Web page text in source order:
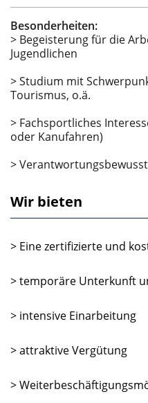
Besonderheiten:
> Begeisterung für die
Jugendlichen
> Studium mit
Tourismus, o.ä.
> Fachsportliches
oder Kanufahren)
>
Wir bieten
> Eine zertifizierte und
> temporäre Unterkunft
> intensive Einarbeitung
> attraktive Vergütung
>